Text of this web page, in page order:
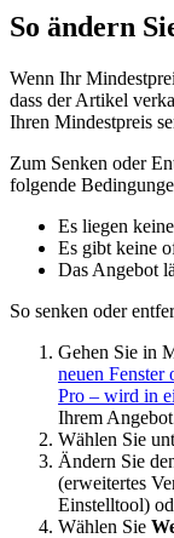
So ändern
Wenn Ihr
dass der Artikel
Ihren Mindestpreis
Zum Senken oder
folgende
Es liegen
Es gibt keine
Das Angebot
So senken oder
Gehen Sie in
neuen Fenster
Pro – wird in
Ihrem
Wählen Sie
Ändern Sie
(erweitertes
Einstelltool)
Wählen Sie